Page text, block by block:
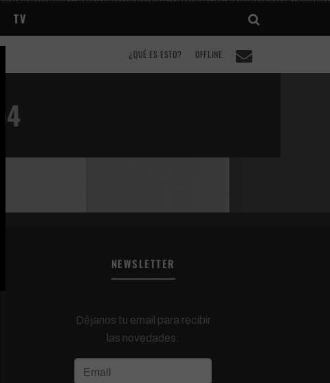
TV
¿QUÉ ES ESTO? OFFLINE
NEWSLETTER
Déjanos tu email para recibir
las novedades: